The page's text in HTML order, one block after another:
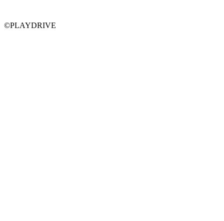
©PLAYDRIVE